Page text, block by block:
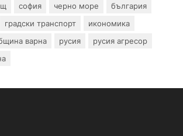
софия черно море
българия
градски транспорт
икономика
варна русия
русия агресор